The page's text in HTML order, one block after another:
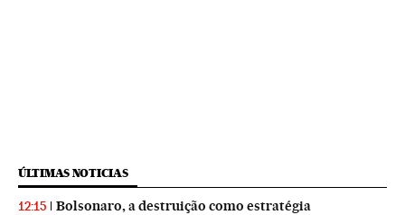
ÚLTIMAS NOTICIAS
12:15 Bolsonaro, a destruição como estratégia